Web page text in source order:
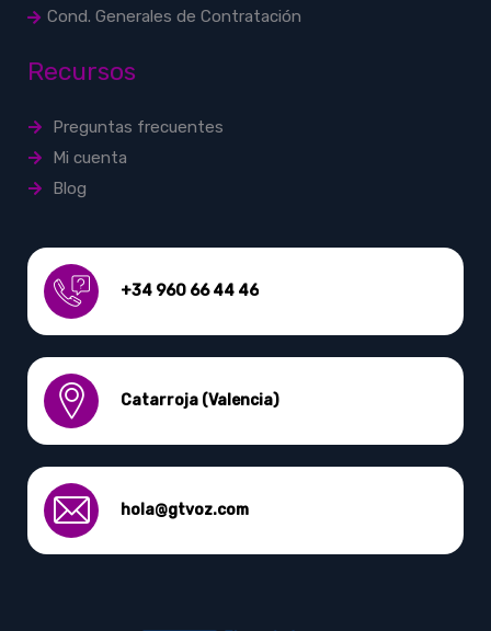
Cond. Generales de Contratación
Recursos
Preguntas frecuentes
Mi cuenta
Blog
+34 960 66 44 46
Catarroja (Valencia)
hola@gtvoz.com